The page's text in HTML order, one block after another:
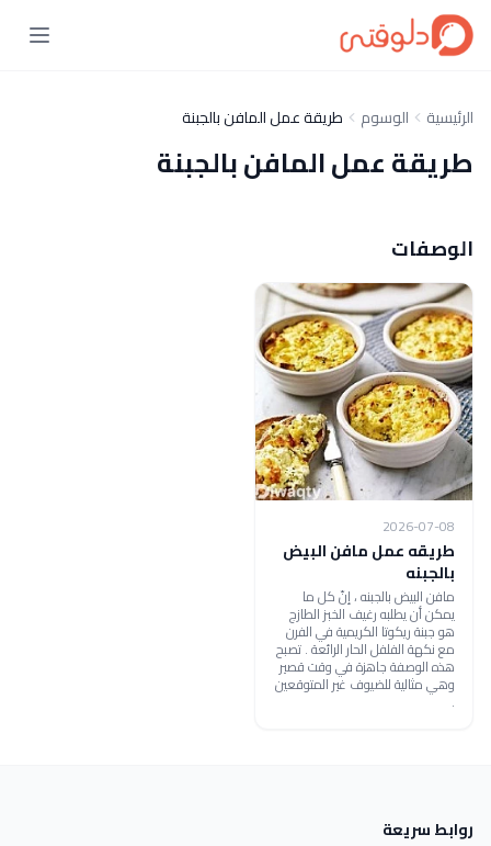
الرئيسية الوسوم طريقة عمل المافن بالجبنة
طريقة عمل المافن بالجبنة
الوصفات
2026-07-08
طريقه عمل مافن البيض
بالجبنه
مافن البيض بالجبنه ، إنّ كل ما
يمكن أن يطلبه رغيف الخبز الطازج
هو جبنة ريكوتا الكريمية في الفرن
مع نكهة الفلفل الحار الرائعة . تصبح
هذه الوصفة جاهزة في وقت قصير
وهي مثالية للضيوف غير المتوقعين
.
روابط سريعة